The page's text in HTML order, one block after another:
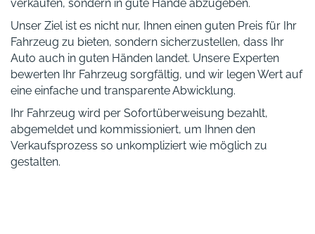
verkaufen, sondern in gute Hände abzugeben.
Unser Ziel ist es nicht nur, Ihnen einen guten Preis für Ihr
Fahrzeug zu bieten, sondern sicherzustellen, dass Ihr
Auto auch in guten Händen landet. Unsere Experten
bewerten Ihr Fahrzeug sorgfältig, und wir legen Wert auf
eine einfache und transparente Abwicklung.
Ihr Fahrzeug wird per Sofortüberweisung bezahlt,
abgemeldet und kommissioniert, um Ihnen den
Verkaufsprozess so unkompliziert wie möglich zu
gestalten.